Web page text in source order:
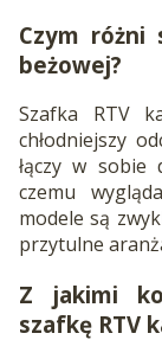
Czym różni
beżowej?
Szafka RTV
chłodniejszy
łączy w sobie
czemu
modele są
przytulne
Z jakimi
szafkę RTV